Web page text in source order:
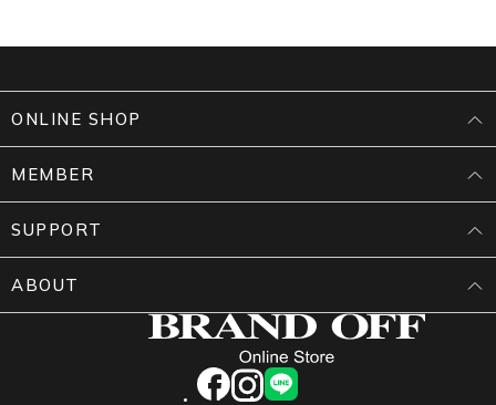
facebookinstagram
LINE
ONLINE SHOP
MEMBER
SUPPORT
ABOUT